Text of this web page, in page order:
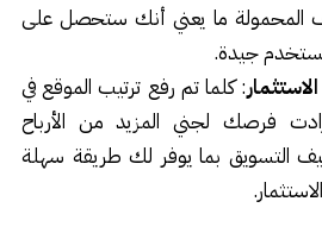
المحمولة ما يعني أنك ستحصل على
جيدة.
: كلما تم رفع ترتيب الموقع في
فرصك لجني المزيد من الأرباح
التسويق بما يوفر لك طريقة سهلة